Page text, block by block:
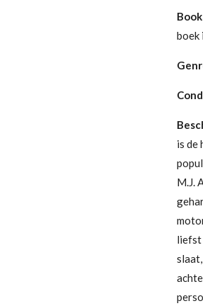
is de
M.J.
liefst